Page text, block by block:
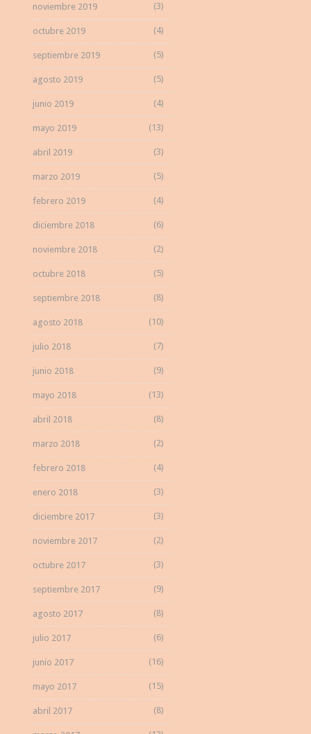
noviembre 2019 (3)
octubre 2019 (4)
septiembre 2019 (5)
agosto 2019 (5)
junio 2019 (4)
mayo 2019 (13)
abril 2019 (3)
marzo 2019 (5)
febrero 2019 (4)
diciembre 2018 (6)
noviembre 2018 (2)
octubre 2018 (5)
septiembre 2018 (8)
agosto 2018 (10)
julio 2018 (7)
junio 2018 (9)
mayo 2018 (13)
abril 2018 (8)
marzo 2018 (2)
febrero 2018 (4)
enero 2018 (3)
diciembre 2017 (3)
noviembre 2017 (2)
octubre 2017 (3)
septiembre 2017 (9)
agosto 2017 (8)
julio 2017 (6)
junio 2017 (16)
mayo 2017 (15)
abril 2017 (8)